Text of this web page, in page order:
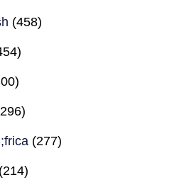
(458)
(277)
(214)